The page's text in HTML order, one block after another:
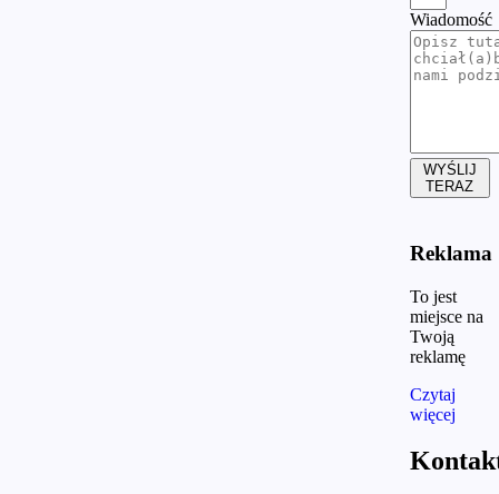
Wiadomość
WYŚLIJ
TERAZ
Reklama
To jest
miejsce na
Twoją
reklamę
Czytaj
więcej